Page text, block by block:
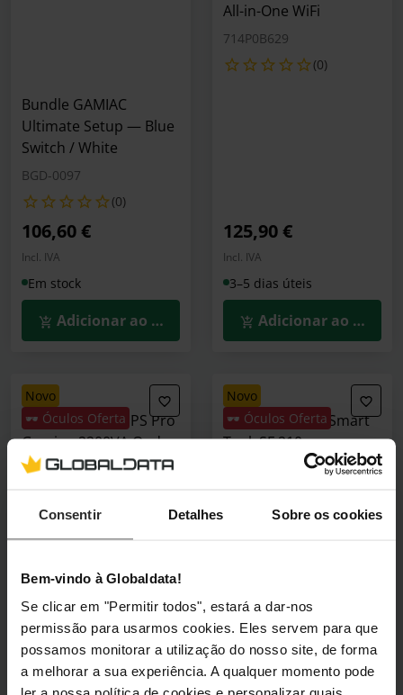
Consentir Detalhes Sobre os cookies
Bem-vindo à Globaldata!
Se clicar em "Permitir todos", estará a dar-nos
permissão para usarmos cookies. Eles servem para que
possamos monitorar a utilização do nosso site, de forma
a melhorar a sua experiência. A qualquer momento pode
Bundle GAMIAC
Ultimate Setup — Blue
Switch / White
BGD-0097
(0)
106,60 €
Incl. IVA
Em stock
Adicionar ao Carrinho
All-in-One WiFi
714P0B629
(0)
125,90 €
Incl. IVA
3–5 dias úteis
Adicionar ao
novo
🕶️ Óculos Oferta
UPS APC Back-UPS Pro
Gaming 2200VA Onda
Senoidal Pura LCD
BGM2200-GR
(0)
450,90 €
3–5 dias úteis
Adicionar ao Carrinho
novo
🕶️ Óculos Oferta
Impressora HP Smart
Tank SF 210
3–5 dias úteis
Adicionar ao